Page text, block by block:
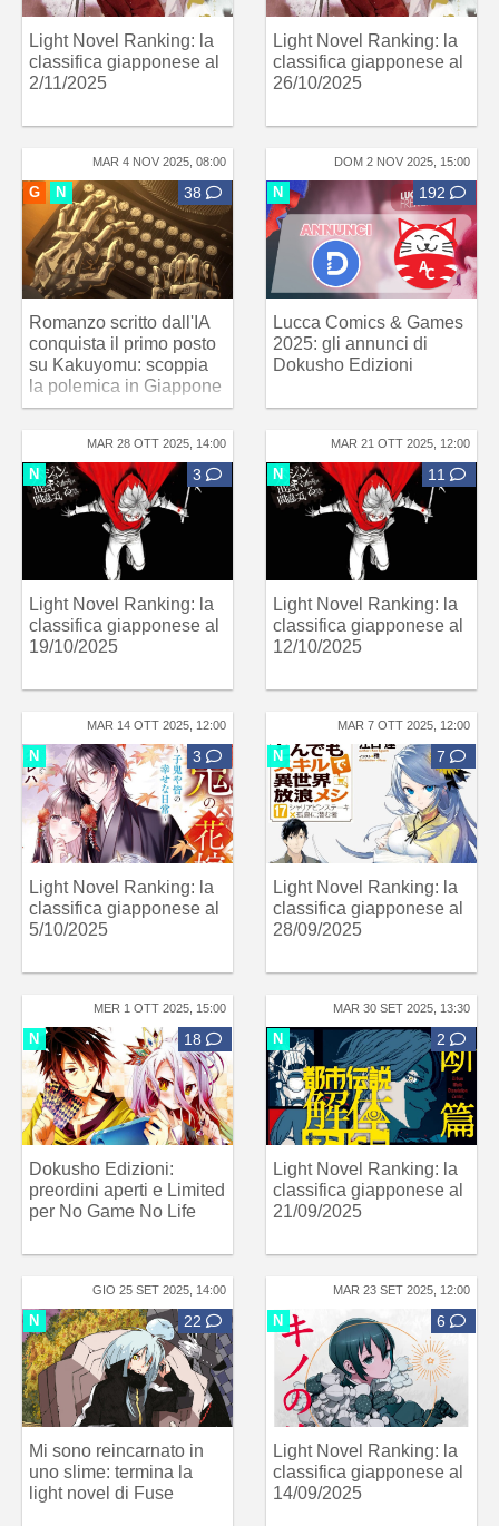
Light Novel Ranking: la
classifica giapponese al
2/11/2025
Light Novel Ranking: la
classifica giapponese al
26/10/2025
MAR 4 NOV 2025, 08:00
G N 38
Romanzo scritto dall'IA
conquista il primo posto
su Kakuyomu: scoppia
la polemica in Giappone
DOM 2 NOV 2025, 15:00
N 192
Lucca Comics & Games
2025: gli annunci di
Dokusho Edizioni
MAR 28 OTT 2025, 14:00
N 3
Light Novel Ranking: la
classifica giapponese al
19/10/2025
MAR 21 OTT 2025, 12:00
N 11
Light Novel Ranking: la
classifica giapponese al
12/10/2025
MAR 14 OTT 2025, 12:00
N 3
Light Novel Ranking: la
classifica giapponese al
5/10/2025
MAR 7 OTT 2025, 12:00
N 7
Light Novel Ranking: la
classifica giapponese al
28/09/2025
MER 1 OTT 2025, 15:00
N 18
Dokusho Edizioni:
preordini aperti e Limited
per No Game No Life
MAR 30 SET 2025, 13:30
N 2
Light Novel Ranking: la
classifica giapponese al
21/09/2025
GIO 25 SET 2025, 14:00
N 22
Mi sono reincarnato in
uno slime: termina la
light novel di Fuse
MAR 23 SET 2025, 12:00
N 6
Light Novel Ranking: la
classifica giapponese al
14/09/2025